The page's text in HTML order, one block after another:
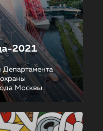
2021
Департамента
Москвы